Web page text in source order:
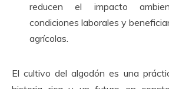
reducen el impacto
condiciones laborales y
agrícolas.
Elcultivo del algodón es una